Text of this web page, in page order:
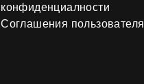
конфиденциалности
Соглашения пользователя